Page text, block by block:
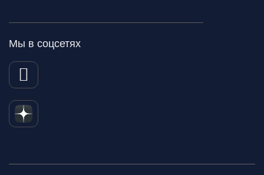
Мы в соцсетях